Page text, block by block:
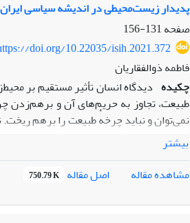
پدیدار زیست‌محیطی در اندیشه سیاسی
صفحه131-156
doi.org/10.22035/isih.2021.372
فاطمه ذوالفقاریان
چکیده دیدگاه انسان تأثیر مستقیم بر
طبیعت، تجاوز به حریم‌های آن و
نمی‌توان و نباید چرخهٔ طبیعت را برهم
زیست‌محور و پذیرش این اصل که انسان
محیط‌زیست شده است. ایرانیان باستان
قوانین حاکم در دوران کهن مبتنی بر
حیوان شکل گرفته است. در این مقاله
کتاب اوستا، به چگونگی ارتباط سیاست‌های
بیشتر
مشاهده مقاله
اصل مقاله 750.79 K